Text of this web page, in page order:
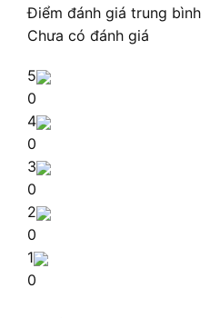
Điểm đánh giá trung bình
Chưa có đánh giá
5
0
4
0
3
0
2
0
1
0